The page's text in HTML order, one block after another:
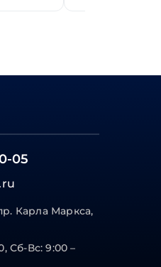
05
Карла Маркса,
Сб-Вс: 9:00 –